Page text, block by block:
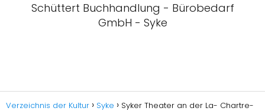
Schüttert Buchhandlung - Bürobedarf
GmbH - Syke
Verzeichnis der Kultur Syke Syker Theater an der La- Chartre-